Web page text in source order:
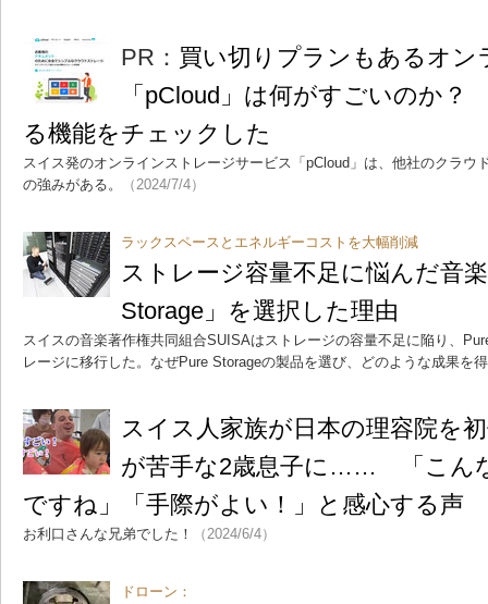
PR： 買い切りプランもあるオン
「pCloud」は何がすごいのか
る機能をチェックした
スイス発のオンラインストレージサービス「pCloud」は、他社のクラウ
の強みがある。
（2024/7/4）
ラックスペースとエネルギーコストを大幅削減
ストレージ容量不足に悩んだ音
Storage」を選択した理由
スイスの音楽著作権共同組合SUISAはストレージの容量不足に陥り、
レージに移行した。なぜPure Storageの製品を選び、どのような成果を
スイス人家族が日本の理容院を
が苦手な2歳息子に…… 「こん
ですね」「手際がよい！」と感心する声
お利口さんな兄弟でした！ （2024/6/4）
ドローン：